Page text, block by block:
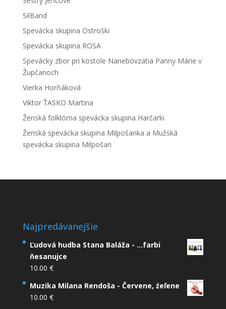
SilBand
Spevácka skupina Ostroški
Spevácka skupina ROSA
Spevácky zbor pri kostole Nanebovzatia Panny Márie v
Župčanoch
Vierka Horňáková
Viktor ŤASKO Martina
Ženská folklórna spevácka skupina Harčarki
Ženská spevácka skupina Milpošanka a Mužská
spevácka skupina Milpošan
Najpredávanejšie
Ľudová hudba Stana Baláža - ...farbi
ňesanujce
10.00 €
Muzika Milana Rendoša - Červene, źeľene
10.00 €